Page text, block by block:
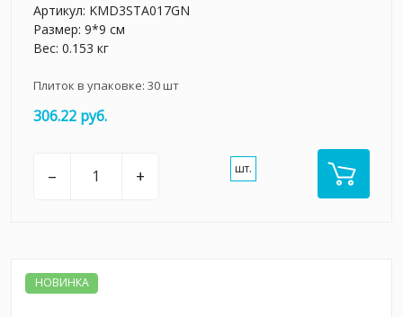
Артикул: KMD3STA017GN
Размер: 9*9 см
Вес: 0.153 кг
Плиток в упаковке: 30шт
306.22 руб.
– + шт.
НОВИНКА